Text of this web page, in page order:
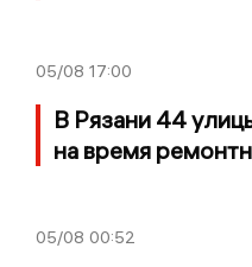
05/08 17:00
В Рязани 44
на время
05/08 00:52